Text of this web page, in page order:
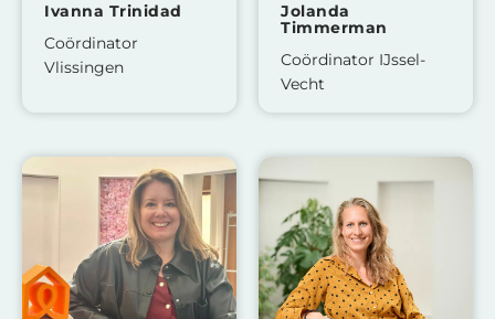
Ivanna Trinidad
Coördinator
Vlissingen
Jolanda
Timmerman
Coördinator IJssel-
Vecht